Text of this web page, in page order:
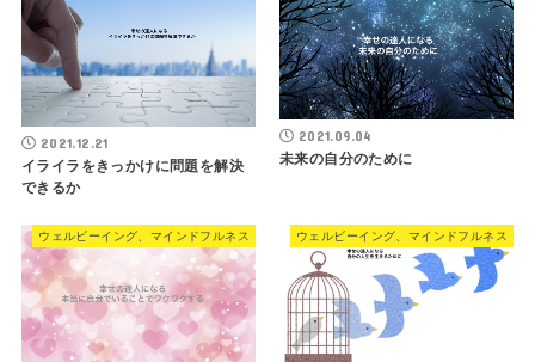
2021.12.21
イライラをきっかけに問題を解決
できるか
2021.09.04
未来の自分のために
ウェルビーイング、マインドフルネス ウェルビーイング、マインドフルネス